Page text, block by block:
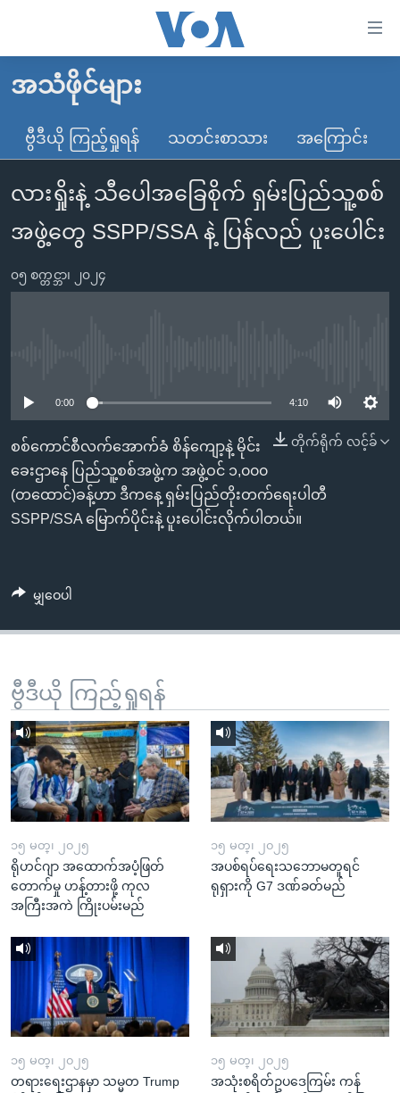
လွယ်ကူ
သည့်
များ
ပင်မ
သို့
စာမျက်နှာ
သို့
ကျော်
ကြည့်
ရန်
ရန်
မူလစာမျက်နှာ
မြန်မာ
ကမ္ဘာ့သတင်းများ
နိုင်ငံတကာ
အမေရိကန်
အစ္စရေး-ပါလက်စတိုင်း
ဗွီဒီယို
သတင်းလွတ်လပ်ခွင့်
အင်္ဂလိပ်စာလေ့လာမယ်
ဗွီအိုအေ လူမှုကွန်ယက်များ
အသံဖိုင်များ
ဗွီဒီယို ကြည့်ရှုရန် သတင်းစာသား အကြောင်း
လားရှိုးနဲ့ သီပေါအခြေစိုက် ရှမ်းပြည်သူ့စစ်
အဖွဲ့တွေ SSPP/SSA နဲ့ ပြန်လည် ပူးပေါင်း
၀၅ စက္တင္ဘာ၊ ၂၀၂၄
0:00 4:10
တိုက်ရိုက် လင့်ခ်
စစ်ကောင်စီလက်အောက်ခံ စိန်ကျော့နဲ့ မိုင်း
ခေးဌာနေ ပြည်သူ့စစ်အဖွဲ့က အဖွဲ့ဝင် ၁,၀၀၀
(တထောင်)ခန့်ဟာ ဒီကနေ့ ရှမ်းပြည်တိုးတက်ရေးပါတီ
SSPP/SSA မြောက်ပိုင်းနဲ့ ပူးပေါင်းလိုက်ပါတယ်။
မျှဝေပါ
ဗွီဒီယို ကြည့်ရှုရန်
၁၅ မတ္၊ ၂၀၂၅
ရိုဟင်ဂျာ အထောက်အပံ့ဖြတ်
တောက်မှု ဟန့်တားဖို့ ကုလ
အကြီးအကဲ ကြိုးပမ်းမည်
၁၅ မတ္၊ ၂၀၂၅
အပစ်ရပ်ရေးသဘောမတူရင်
ရုရှားကို G7 ဒဏ်ခတ်မည်
၁၅ မတ္၊ ၂၀၂၅
တရားရေးဌာနမှာ သမ္မတ Trump
၁၅ မတ္၊ ၂၀၂၅
အသုံးစရိတ်ဥပဒေကြမ်း ကန်